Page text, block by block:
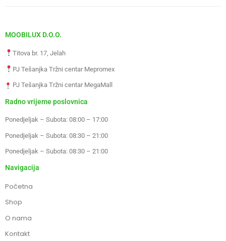
MOOBILUX D.O.O.
Titova br. 17, Jelah
PJ Tešanjka Tržni centar Mepromex
PJ Tešanjka Tržni centar MegaMall
Radno vrijeme poslovnica
Ponedjeljak – Subota: 08:00 – 17:00
Ponedjeljak – Subota: 08:30 – 21:00
Ponedjeljak – Subota: 08:30 – 21:00
Navigacija
Početna
Shop
O nama
Kontakt